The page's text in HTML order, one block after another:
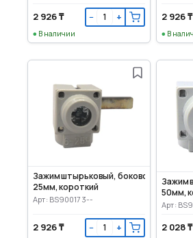
2 926 ₸ − +
В наличии
2 926 ₸
В
Зажим штырьковый, боковое
25мм, короткий
Арт: BS900173--
2 926 ₸ − +
Зажим
50мм,
Арт:
2 028 ₸